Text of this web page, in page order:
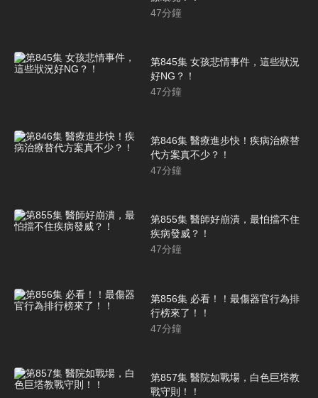
47分鐘
第845集 女孩悲情事件，這些狀況
好NG？！
47分鐘
第846集 醫療進步快！疾病治療替
代方案真不少？！
47分鐘
第855集 醫師好崩潰，最怕擋不住
疾病發威？！
47分鐘
第856集 必看！！最傷器官行為排
行榜來了！！
47分鐘
第857集 醫院如戰場，白色巨塔教
戰守則！！